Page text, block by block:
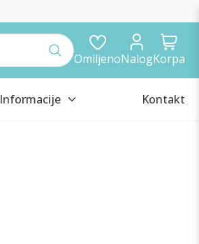
OmiljenoNalogKorpa
Informacije Kontakt